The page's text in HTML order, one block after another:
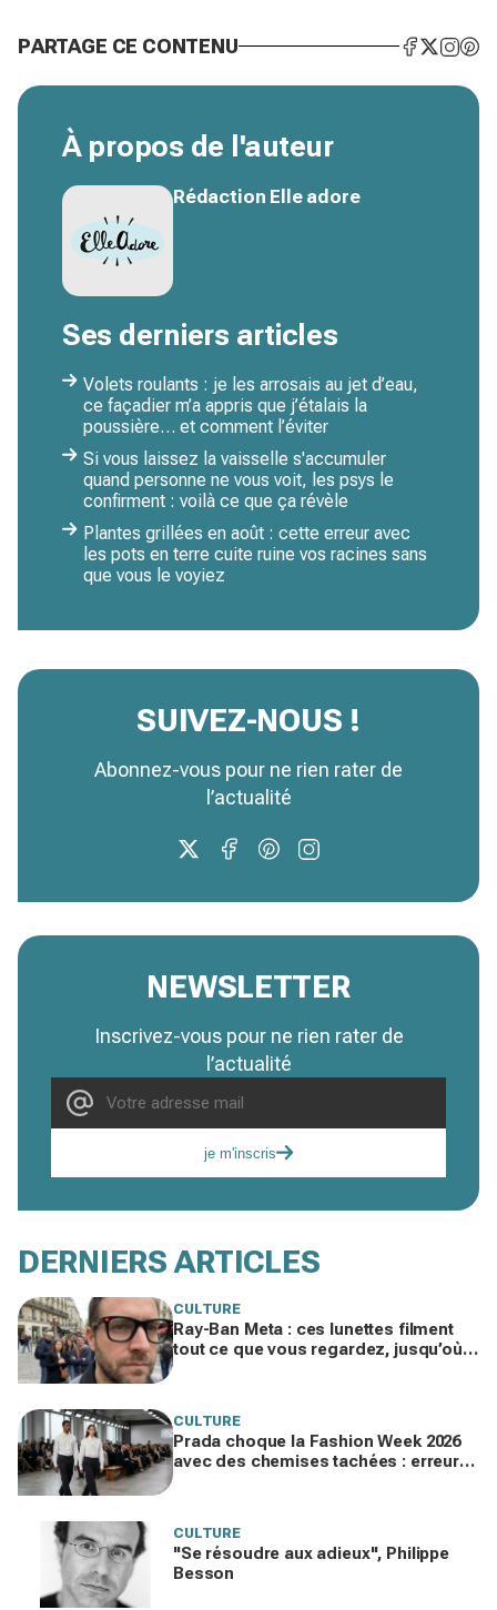
PARTAGE CE CONTENU
À propos de l'auteur
Rédaction Elle adore
Ses derniers articles
Volets roulants : je les arrosais au jet d’eau,
ce façadier m’a appris que j’étalais la
poussière… et comment l’éviter
Si vous laissez la vaisselle s'accumuler
quand personne ne vous voit, les psys le
confirment : voilà ce que ça révèle
Plantes grillées en août : cette erreur avec
les pots en terre cuite ruine vos racines sans
que vous le voyiez
SUIVEZ-NOUS !
Abonnez-vous pour ne rien rater de
l’actualité
NEWSLETTER
Inscrivez-vous pour ne rien rater de
l’actualité
je m'inscris
DERNIERS ARTICLES
CULTURE
Ray-Ban Meta : ces lunettes filment
tout ce que vous regardez, jusqu’où
CULTURE
Prada choque la Fashion Week 2026
avec des chemises tachées : erreur
CULTURE
"Se résoudre aux adieux", Philippe
Besson